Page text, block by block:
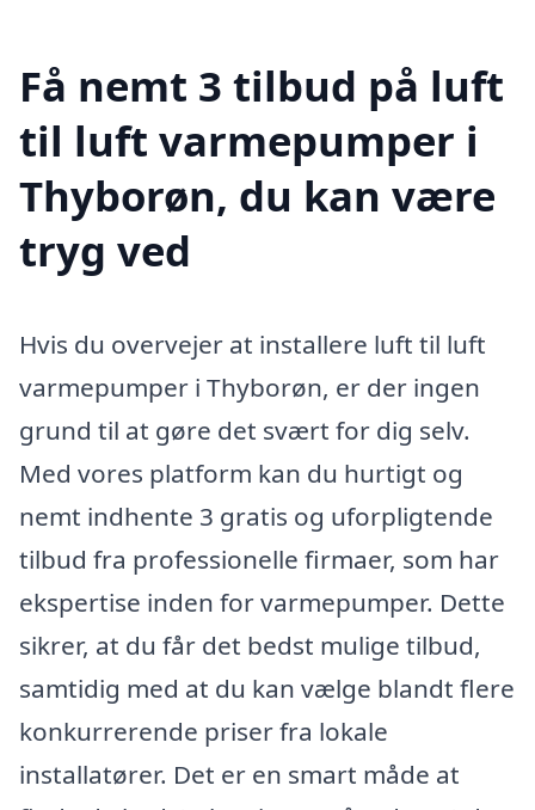
Få nemt 3 tilbud på luft
til luft varmepumper i
Thyborøn, du kan være
tryg ved
Hvis du overvejer at installere luft til luft
varmepumper i Thyborøn, er der ingen
grund til at gøre det svært for dig selv.
Med vores platform kan du hurtigt og
nemt indhente 3 gratis og uforpligtende
tilbud fra professionelle firmaer, som har
ekspertise inden for varmepumper. Dette
sikrer, at du får det bedst mulige tilbud,
samtidig med at du kan vælge blandt flere
konkurrerende priser fra lokale
installatører. Det er en smart måde at